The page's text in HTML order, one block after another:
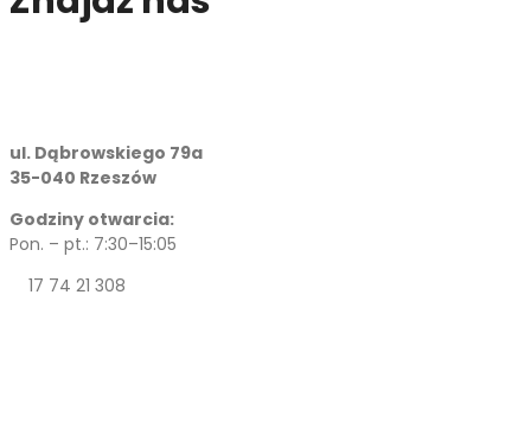
ul. Dąbrowskiego 79a
35-040 Rzeszów
Godziny otwarcia:
Pon. – pt.: 7:30–15:05
17 74 21 308